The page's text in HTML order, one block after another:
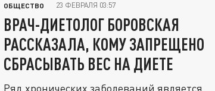
ОБЩЕСТВО 23 ФЕВРАЛЯ 03:57
ВРАЧ-ДИЕТОЛОГ БОРОВСКАЯ
РАССКАЗАЛА, КОМУ ЗАПРЕЩЕНО
СБРАСЫВАТЬ ВЕС НА ДИЕТЕ
Ряд хронических заболеваний является